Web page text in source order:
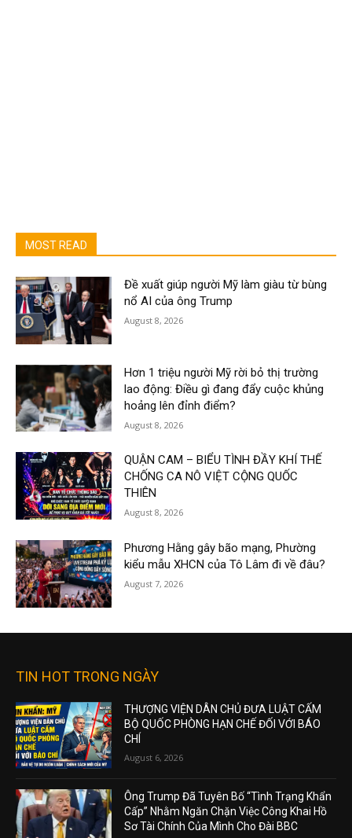
MOST READ
Đề xuất giúp người Mỹ làm giàu từ bùng
nổ AI của ông Trump
August 8, 2026
Hơn 1 triệu người Mỹ rời bỏ thị trường
lao động: Điều gì đang đẩy cuộc khủng
hoảng lên đỉnh điểm?
August 8, 2026
QUẬN CAM – BIỂU TÌNH ĐẦY KHÍ THẾ
CHỐNG CA NÔ VIỆT CỘNG QUỐC
THIÊN
August 8, 2026
Phương Hằng gây bão mạng, Phường
kiểu mẫu XHCN của Tô Lâm đi về đâu?
August 7, 2026
TIN HOT TRONG NGÀY
THƯỢNG VIỆN DÂN CHỦ ĐƯA LUẬT CẤM
BỘ QUỐC PHÒNG HẠN CHẾ ĐỐI VỚI BÁO
CHÍ
August 6, 2026
Ông Trump Đã Tuyên Bố “Tình Trạng Khẩn
Cấp” Nhằm Ngăn Chặn Việc Công Khai Hồ
Sơ Tài Chính Của Mình Cho Đài BBC